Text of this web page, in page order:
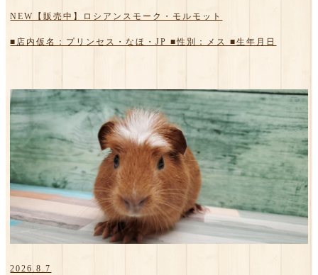
NEW【販売中】ロシアンスモーク・モルモット
■店内仮名：プリンセス・なほ・JP ■性別：メス ■生年月日
2026.8.7